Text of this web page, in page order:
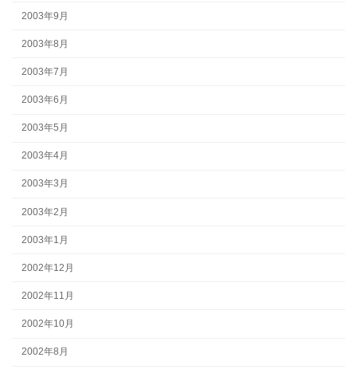
2003年9月
2003年8月
2003年7月
2003年6月
2003年5月
2003年4月
2003年3月
2003年2月
2003年1月
2002年12月
2002年11月
2002年10月
2002年8月